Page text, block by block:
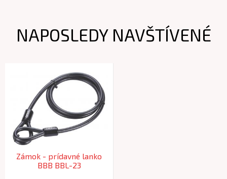
NAPOSLEDY NAVŠTÍVENÉ
Zámok - prídavné lanko
BBB BBL-23